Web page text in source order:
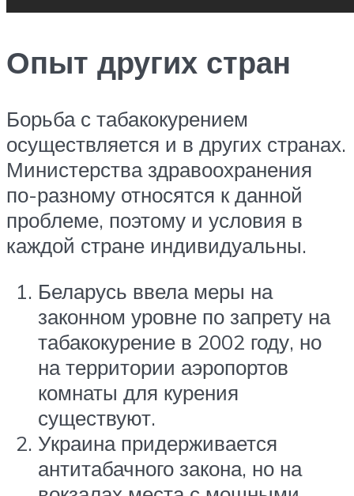
Опыт других стран
Борьба с табакокурением
осуществляется и в других странах.
Министерства здравоохранения
по-разному относятся к данной
проблеме, поэтому и условия в
каждой стране индивидуальны.
Беларусь ввела меры на
законном уровне по запрету на
табакокурение в 2002 году, но
на территории аэропортов
комнаты для курения
существуют.
Украина придерживается
антитабачного закона, но на